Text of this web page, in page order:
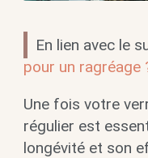
En lien avec le
pour un ragréage
Une fois votre
régulier est
longévité et son